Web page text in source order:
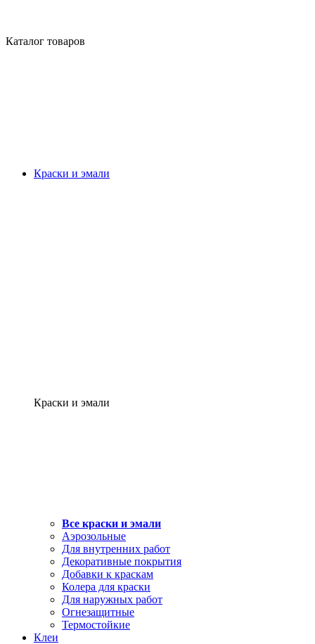
Каталог товаров
Краски и эмали
Краски и эмали
Все краски и эмали
Аэрозольные
Для внутренних работ
Декоративные покрытия
Добавки к краскам
Колера для краски
Для наружных работ
Огнезащитные
Термостойкие
Клеи